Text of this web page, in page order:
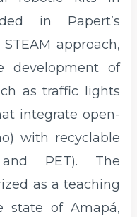
in Papert’s
approach,
development of
as traffic lights
integrate open-
with recyclable
PET). The
as a teaching
state of Amapá,